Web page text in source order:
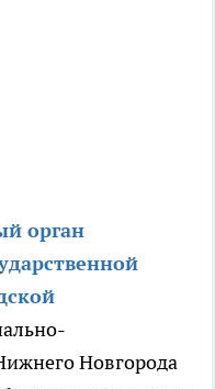
орган
Новгорода